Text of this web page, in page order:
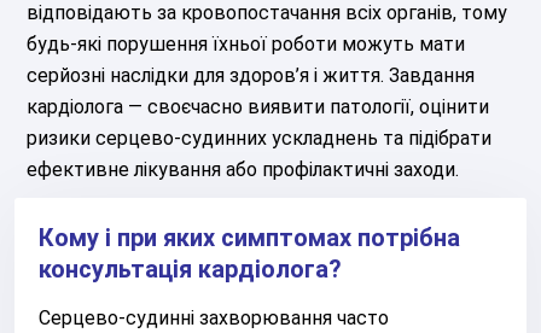
відповідають за кровопостачання всіх органів, тому
будь-які порушення їхньої роботи можуть мати
серйозні наслідки для здоров’я і життя. Завдання
кардіолога — своєчасно виявити патології, оцінити
ризики серцево-судинних ускладнень та підібрати
ефективне лікування або профілактичні заходи.
Кому і при яких симптомах потрібна
консультація кардіолога?
Серцево-судинні захворювання часто